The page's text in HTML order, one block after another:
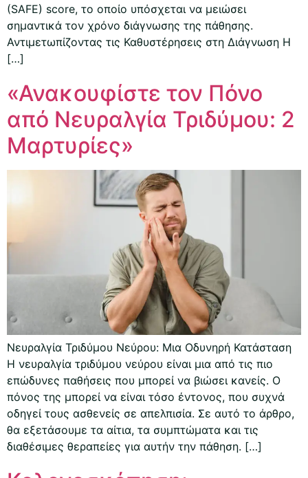
(SAFE) score, το οποίο υπόσχεται να μειώσει
σημαντικά τον χρόνο διάγνωσης της πάθησης.
Αντιμετωπίζοντας τις Καθυστέρησεις στη Διάγνωση Η
[…]
«Ανακουφίστε τον Πόνο
από Νευραλγία Τριδύμου: 2
Μαρτυρίες»
Νευραλγία Τριδύμου Νεύρου: Μια Οδυνηρή Κατάσταση
Η νευραλγία τριδύμου νεύρου είναι μια από τις πιο
επώδυνες παθήσεις που μπορεί να βιώσει κανείς. Ο
πόνος της μπορεί να είναι τόσο έντονος, που συχνά
οδηγεί τους ασθενείς σε απελπισία. Σε αυτό το άρθρο,
θα εξετάσουμε τα αίτια, τα συμπτώματα και τις
διαθέσιμες θεραπείες για αυτήν την πάθηση. […]